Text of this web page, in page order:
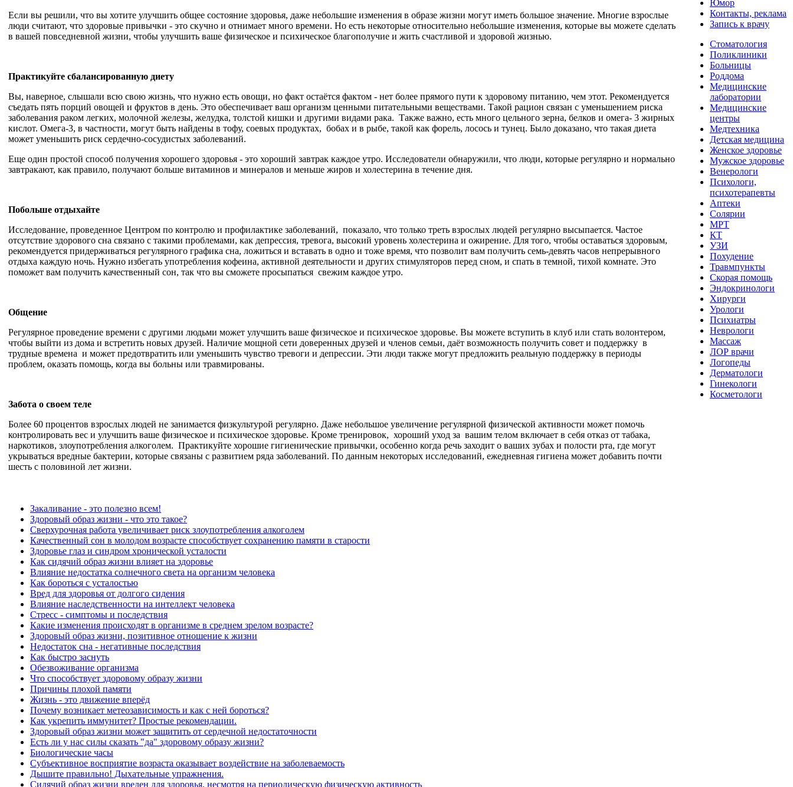
Если вы решили, что вы хотите улучшить общее состояние здоровья, даже небольшие изменения в образе жизни могут иметь большое значение. Многие взрослые
люди считают, что здоровые привычки - это скучно и отнимает много времени. Но есть некоторые относительно небольшие изменения, которые вы можете сделать
в вашей повседневной жизни, чтобы улучшить ваше физическое и психическое благополучие и жить счастливой и здоровой жизнью.
Практикуйте сбалансированную диету
Вы, наверное, слышали всю свою жизнь, что нужно есть овощи, но факт остаётся фактом - нет более прямого пути к здоровому питанию, чем этот. Рекомендуется
съедать пять порций овощей и фруктов в день. Это обеспечивает ваш организм ценными питательными веществами. Такой рацион связан с уменьшением риска
заболевания раком легких, молочной железы, желудка, толстой кишки и другими видами рака. Также важно, есть много цельного зерна, белков и омега- 3 жирных
кислот. Омега-3, в частности, могут быть найдены в тофу, соевых продуктах, бобах и в рыбе, такой как форель, лосось и тунец. Было доказано, что такая диета
может уменьшить риск сердечно-сосудистых заболеваний.
Еще один простой способ получения хорошего здоровья - это хороший завтрак каждое утро. Исследователи обнаружили, что люди, которые регулярно и нормально
завтракают, как правило, получают больше витаминов и минералов и меньше жиров и холестерина в течение дня.
Побольше отдыхайте
Исследование, проведенное Центром по контролю и профилактике заболеваний, показало, что только треть взрослых людей регулярно высыпается. Частое
отсутствие здорового сна связано с такими проблемами, как депрессия, тревога, высокий уровень холестерина и ожирение. Для того, чтобы оставаться здоровым,
рекомендуется придерживаться регулярного графика сна, ложиться и вставать в одно и тоже время, что позволит вам получить семь-девять часов непрерывного
отдыха каждую ночь. Нужно избегать употребления кофеина, активной деятельности и других стимуляторов перед сном, и спать в темной, тихой комнате. Это
поможет вам получить качественный сон, так что вы сможете просыпаться свежим каждое утро.
Общение
Регулярное проведение времени с другими людьми может улучшить ваше физическое и психическое здоровье. Вы можете вступить в клуб или стать волонтером,
чтобы выйти из дома и встретить новых друзей. Наличие мощной сети доверенных друзей и членов семьи, даёт возможность получить совет и поддержку в
трудные времена и может предотвратить или уменьшить чувство тревоги и депрессии. Эти люди также могут предложить реальную поддержку в периоды
проблем, оказать помощь, когда вы больны или травмированы.
Забота о своем теле
Более 60 процентов взрослых людей не занимается физкультурой регулярно. Даже небольшое увеличение регулярной физической активности может помочь
контролировать вес и улучшить ваше физическое и психическое здоровье. Кроме тренировок, хороший уход за вашим телом включает в себя отказ от табака,
наркотиков, злоупотребления алкоголем. Практикуйте хорошие гигиенические привычки, особенно когда речь заходит о ваших зубах и полости рта, где могут
укрываться вредные бактерии, которые связаны с развитием ряда заболеваний. По данным некоторых исследований, ежедневная гигиена может добавить почти
шесть с половиной лет жизни.
Закаливание - это полезно всем!
Здоровый образ жизни - что это такое?
Сверхурочная работа увеличивает риск злоупотребления алкоголем
Качественный сон в молодом возрасте способствует сохранению памяти в старости
Здоровье глаз и синдром хронической усталости
Как сидячий образ жизни влияет на здоровье
Влияние недостатка солнечного света на организм человека
Как бороться с усталостью
Вред для здоровья от долгого сидения
Влияние наследственности на интеллект человека
Стресс - симптомы и последствия
Какие изменения происходят в организме в среднем зрелом возрасте?
Здоровый образ жизни, позитивное отношение к жизни
Недостаток сна - негативные последствия
Как быстро заснуть
Обезвоживание организма
Что способствует здоровому образу жизни
Причины плохой памяти
Жизнь - это движение вперёд
Почему возникает метеозависимость и как с ней бороться?
Как укрепить иммунитет? Простые рекомендации.
Здоровый образ жизни может защитить от сердечной недостаточности
Есть ли у нас силы сказать "да" здоровому образу жизни?
Биологические часы
Субъективное восприятие возраста оказывает воздействие на заболеваемость
Дышите правильно! Дыхательные упражнения.
Сидячий образ жизни вреден для здоровья, несмотря на периодическую физическую активность
Юмор
Контакты, реклама
Запись к врачу
Стоматология
Поликлиники
Больницы
Роддома
Медицинские
лаборатории
Медицинские
центры
Медтехника
Детская медицина
Женское здоровье
Мужское здоровье
Венерологи
Психологи,
психотерапевты
Аптеки
Солярии
МРТ
КТ
УЗИ
Похудение
Травмпункты
Скорая помощь
Эндокринологи
Хирурги
Урологи
Психиатры
Неврологи
Массаж
ЛОР врачи
Логопеды
Дерматологи
Гинекологи
Косметологи